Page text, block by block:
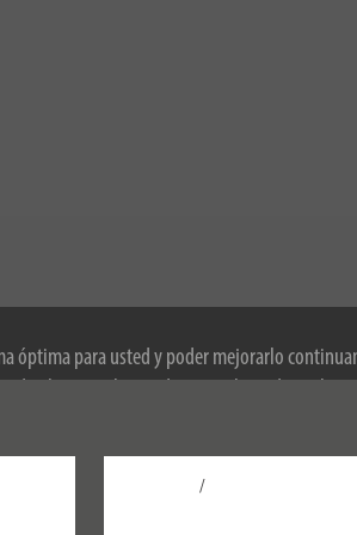
óptima para usted y poder mejorarlo
/